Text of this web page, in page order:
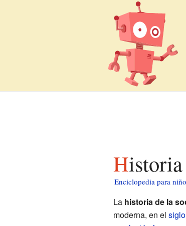
Enciclopedia para
La historia de la
moderna, en el